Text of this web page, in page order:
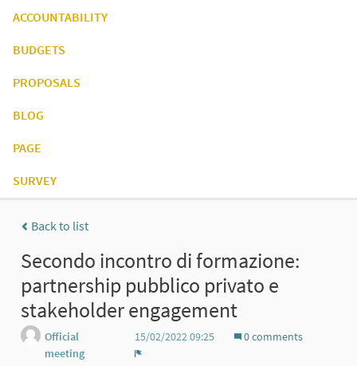
ACCOUNTABILITY
BUDGETS
PROPOSALS
BLOG
PAGE
SURVEY
Back to list
Secondo incontro di formazione:
partnership pubblico privato e
stakeholder engagement
Official
meeting
15/02/2022 09:25
0 comments